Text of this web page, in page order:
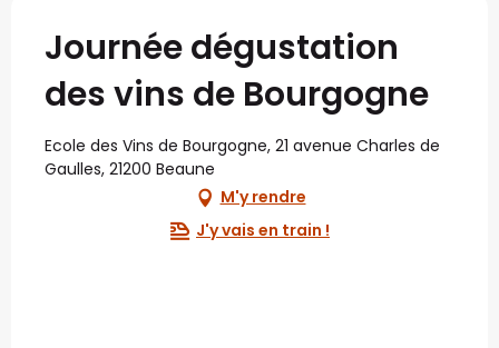
Journée dégustation
des vins de Bourgogne
Ecole des Vins de Bourgogne, 21 avenue Charles de
Gaulles, 21200 Beaune
M'y rendre
J'y vais en train !